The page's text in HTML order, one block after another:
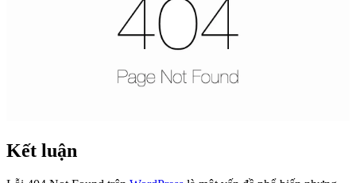
Kết luận